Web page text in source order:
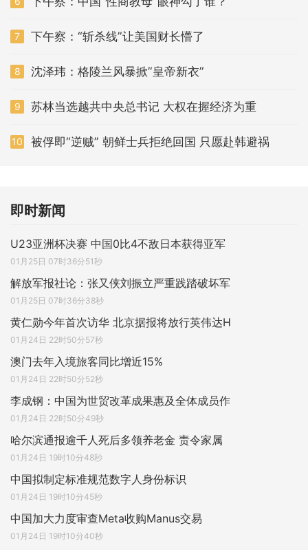
7 下午察：“斩杀线”让美国财长懵了
8 沈泽玮：格陵兰风暴掀”皇帝新衣”
9 苏林当选越共中央总书记 大权在握经济为重
10 被俘即“逆贼” 朝鲜士兵拒绝回国 只愿赴韩避祸
即时新闻
U23亚洲杯决赛 中国0比4不敌日本获得亚军
01月25日 07时36分51秒
解放军报社论：张又侠刘振立严重践踏破坏军
01月25日 07时36分38秒
黄仁勋今年首次访华 北京据报将放行英伟达H
01月24日 22时50分57秒
澳门去年入境旅客同比增近15%
01月24日 22时50分52秒
李成钢：中国为世贸改革成果惠及全体成员作
01月24日 22时50分49秒
哈尔滨通报逾千人死后多领养老金 责令家属
01月24日 19时10分48秒
中国拟制定标准规范数字人身份标识
01月24日 19时10分45秒
中国加大力度审查Meta收购Manus交易
01月24日 19时10分40秒